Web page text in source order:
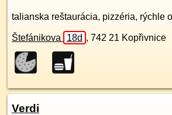
talianska reštaurácia, pizzéria, rýchle
Štefánikova 18d , 742 21 Kopřivnice
Verdi